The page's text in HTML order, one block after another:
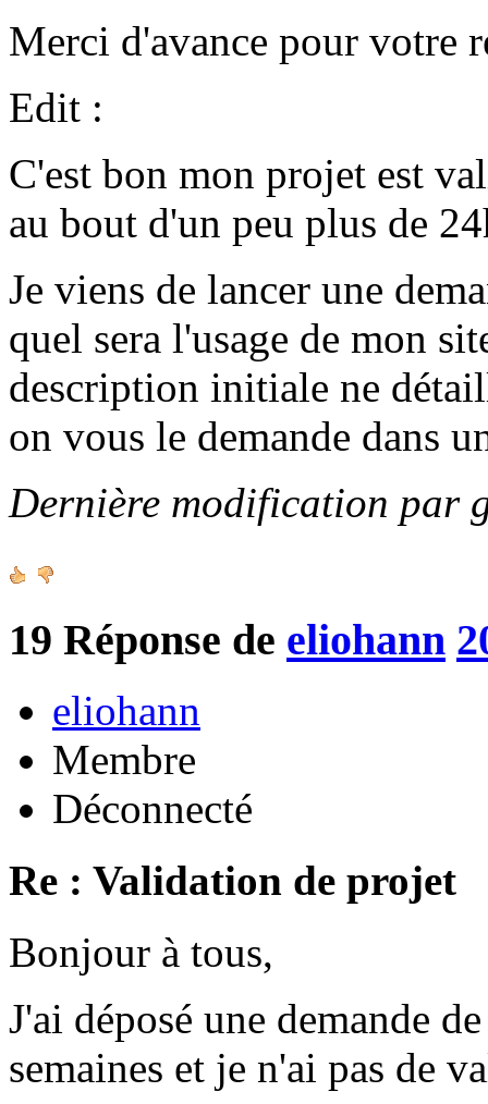
Merci d'avance pour votre
Edit :
C'est bon mon projet est
au bout d'un peu plus de
Je viens de lancer une
quel sera l'usage de mon
description initiale ne
on vous le demande dans
Dernière modification par
19 Réponse de eliohann
eliohann
Membre
Déconnecté
Re : Validation de projet
Bonjour à tous,
J'ai déposé une demande
semaines et je n'ai pas de